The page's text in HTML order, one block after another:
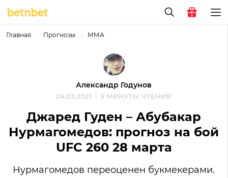
Главная Прогнозы ММА
Александр Годунов
24.03.2021 3 МИНУТЫ ЧТЕНИЯ
Джаред Гуден – Абубакар
Нурмагомедов: прогноз на бой
UFC 260 28 марта
Нурмагомедов переоценен букмекерами.